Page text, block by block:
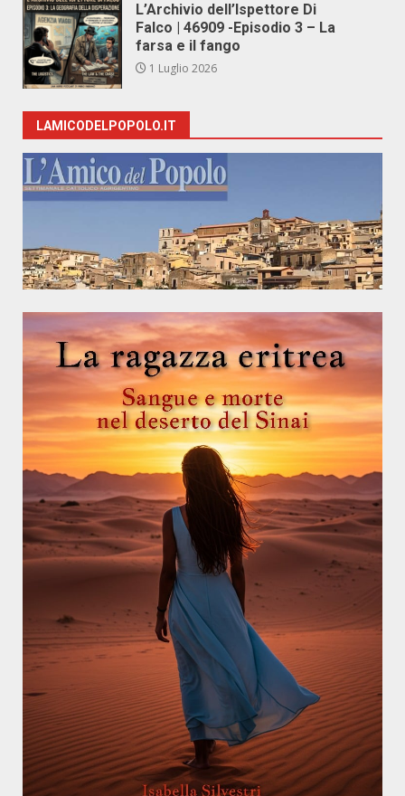
L’Archivio dell’Ispettore Di
Falco | 46909 -Episodio 3 – La
farsa e il fango
1 Luglio 2026
LAMICODELPOPOLO.IT